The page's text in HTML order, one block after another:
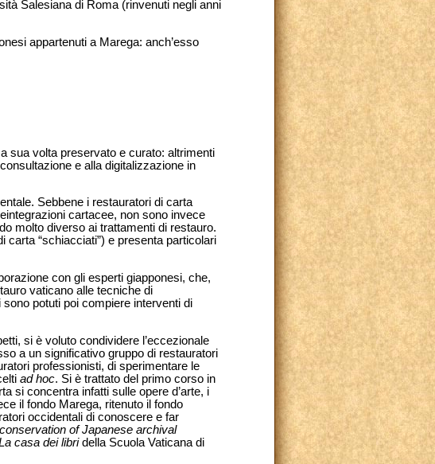
Salesiana di Roma (rinvenuti negli anni
appartenuti a Marega: anch’esso
sua volta preservato e curato: altrimenti
e alla digitalizzazione in
Sebbene i restauratori di carta
cartacee, non sono invece
molto diverso ai trattamenti di restauro.
carta “schiacciati”) e presenta particolari
con gli esperti giapponesi, che,
vaticano alle tecniche di
potuti poi compiere interventi di
si è voluto condividere l’eccezionale
a un significativo gruppo di restauratori
professionisti, di sperimentare le
ad hoc. Si è trattato del primo corso in
si concentra infatti sulle opere d’arte, i
il fondo Marega, ritenuto il fondo
occidentali di conoscere e far
of Japanese archival
casa dei libridella Scuola Vaticana di